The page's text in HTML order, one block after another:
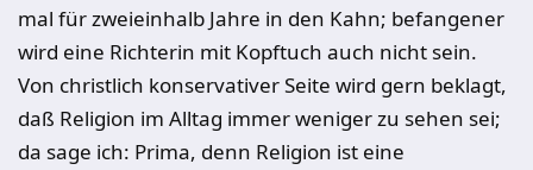
mal für zweieinhalb Jahre in den Kahn; befangener
wird eine Richterin mit Kopftuch auch nicht sein.
Von christlich konservativer Seite wird gern beklagt,
daß Religion im Alltag immer weniger zu sehen sei;
da sage ich: Prima, denn Religion ist eine